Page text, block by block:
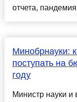
отчета,
Минобрнауки:
поступать на
году
Министр науки